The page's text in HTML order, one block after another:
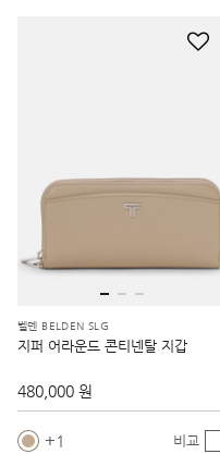
벨덴 BELDEN SLG
지퍼 어라운드 콘티넨탈 지갑
480,000 원
1 비교